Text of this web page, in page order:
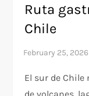
Ruta
Chile
El sur de